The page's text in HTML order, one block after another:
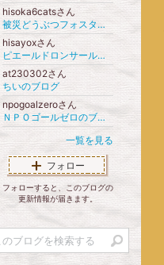
hisoka6catsさん
被災どうぶつフォスターハウスのブログ
hisayoxさん
ピエールドロンサールのブログ
at230302さん
ちいのブログ
npogoalzeroさん
ＮＰＯゴールゼロのブログ
一覧を見る
フォロー
フォローすると、このブログの
更新情報が届きます。